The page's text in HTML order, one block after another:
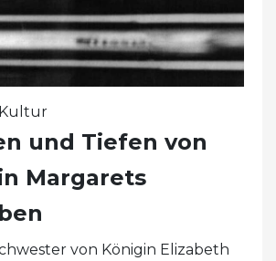
und Tiefen von
Margarets
von Königin Elizabeth